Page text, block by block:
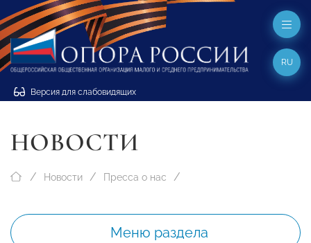
Версия для слабовидящих
RU
НОВОСТИ
Новости Пресса о нас
Меню раздела